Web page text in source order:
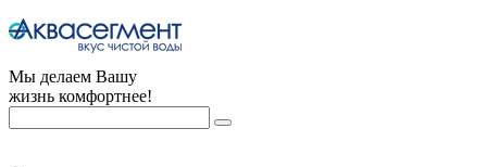
Мы делаем Вашу
жизнь комфортнее!